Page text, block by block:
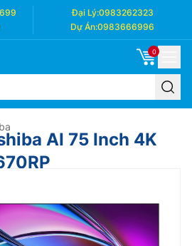
Đại Lý:0983262323
Dự Án:0983666996
0
AI 75 Inch 4K